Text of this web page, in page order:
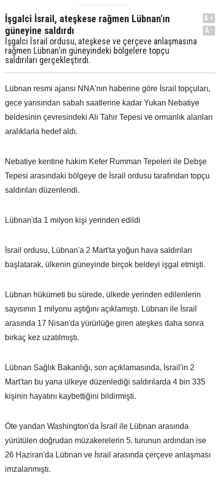
İşgalci İsrail, ateşkese rağmen Lübnan'ın
güneyine saldırdı
İşgalci İsrail ordusu, ateşkese ve çerçeve anlaşmasına
rağmen Lübnan'ın güneyindeki bölgelere topçu
saldırıları gerçekleştirdi.
A+
A-
Lübnan resmi ajansı NNA'nın haberine göre İsrail topçuları,
gece yarısından sabah saatlerine kadar Yukarı Nebatiye
beldesinin çevresindeki Ali Tahir Tepesi ve ormanlık alanları
aralıklarla hedef aldı.
Nebatiye kentine hakim Kefer Rumman Tepeleri ile Debşe
Tepesi arasındaki bölgeye de İsrail ordusu tarafından topçu
saldırıları düzenlendi.
Lübnan'da 1 milyon kişi yerinden edildi
İsrail ordusu, Lübnan'a 2 Mart'ta yoğun hava saldırıları
başlatarak, ülkenin güneyinde birçok beldeyi işgal etmişti.
Lübnan hükümeti bu sürede, ülkede yerinden edilenlerin
sayısının 1 milyonu aştığını açıklamıştı. Lübnan ile İsrail
arasında 17 Nisan'da yürürlüğe giren ateşkes daha sonra
birkaç kez uzatılmıştı.
Lübnan Sağlık Bakanlığı, son açıklamasında, İsrail'in 2
Mart'tan bu yana ülkeye düzenlediği saldırılarda 4 bin 335
kişinin hayatını kaybettiğini bildirmişti.
Öte yandan Washington'da İsrail ile Lübnan arasında
yürütülen doğrudan müzakerelerin 5. turunun ardından ise
26 Haziran'da Lübnan ve İsrail arasında çerçeve anlaşması
imzalanmıştı.